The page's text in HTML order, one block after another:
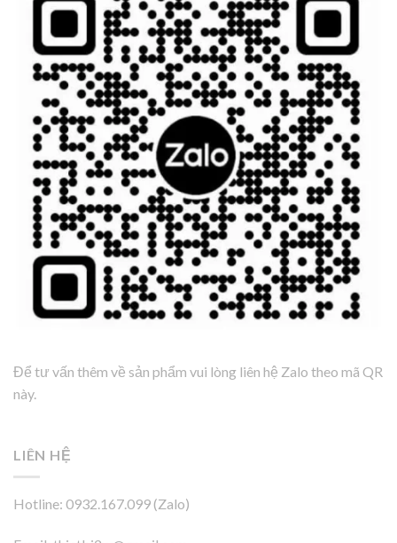
Để tư vấn thêm về sản phẩm vui lòng liên hệ Zalo theo mã QR
này.
LIÊN HỆ
Hotline: 0932.167.099 (Zalo)